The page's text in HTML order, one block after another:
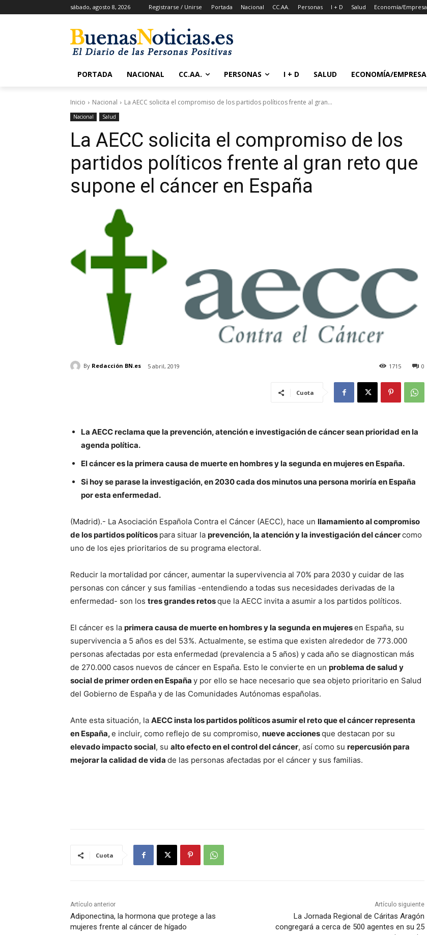
sábado, agosto 8, 2026 Registrarse / Unirse Portada Nacional CC.AA. Personas I + D Salud Economía/Empresa
PORTADA NACIONAL CC.AA. PERSONAS I + D SALUD ECONOMÍA/EMPRESA
Inicio Nacional La AECC solicita el compromiso de los partidos políticos frente al gran...
Nacional Salud
La AECC solicita el compromiso de los
partidos políticos frente al gran reto que
supone el cáncer en España
By Redacción BN.es 5 abril, 2019 0
1715
Cuota
La AECC reclama que la prevención, atención e investigación de cáncer sean prioridad en la
agenda política.
El cáncer es la primera causa de muerte en hombres y la segunda en mujeres en España.
Si hoy se parase la investigación, en 2030 cada dos minutos una persona moriría en España
por esta enfermedad.
(Madrid).- La Asociación Española Contra el Cáncer (AECC), hace un llamamiento al compromiso
de los partidos políticos para situar la prevención, la atención y la investigación del cáncercomo
uno de los ejes prioritarios de su programa electoral.
Reducir la mortalidad por cáncer, aumentar la supervivencia al 70% para 2030 y cuidar de las
personas con cáncer y sus familias -entendiendo a todas sus necesidades derivadas de la
enfermedad- son los tres grandes retosque la AECC invita a asumir a los partidos políticos.
El cáncer es la primera causa de muerte en hombres y la segunda en mujeresen España, su
supervivencia a 5 años es del 53%. Actualmente, se estima que existen alrededor de 773.000
personas afectadas por esta enfermedad (prevalencia a 5 años) y cada año se diagnostican más
de 270.000 casos nuevos de cáncer en España. Esto le convierte en un problema de salud y
social de primer orden en España y por ello se hace necesario que sea objeto prioritario en Salud
del Gobierno de España y de las Comunidades Autónomas españolas.
Ante esta situación, la AECC insta los partidos políticos asumir el reto que el cáncer representa
en España,e incluir, como reflejo de su compromiso, nueve accionesque destacan por su
elevado impacto social, su alto efecto en el control del cáncer, así como su repercusión para
mejorar la calidad de vida de las personas afectadas por el cáncer y sus familias.
Cuota
Artículo anterior
Adiponectina, la hormona que protege a las
mujeres frente al cáncer de hígado
Artículo siguiente
La Jornada Regional de Cáritas Aragón
congregará a cerca de 500 agentes en su 25